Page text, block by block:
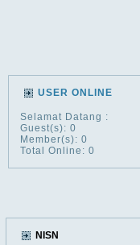
USER ONLINE
Selamat Datang :
Guest(s): 0
Member(s): 0
Total Online: 0
NISN